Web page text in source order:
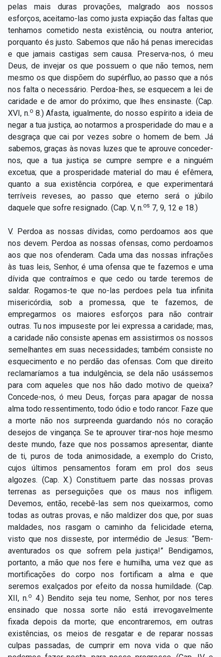
pelas mais duras provações, malgrado aos nossos
esforços, aceitamo-las como justa expiação das faltas que
tenhamos cometido nesta existência, ou noutra anterior,
porquanto és justo. Sabemos que não há penas imerecidas
e que jamais castigas sem causa. Preserva-nos, ó meu
Deus, de invejar os que possuem o que não temos, nem
mesmo os que dispõem do supérfluo, ao passo que a nós
nos falta o necessário. Perdoa-lhes, se esquecem a lei de
caridade e de amor do próximo, que lhes ensinaste. (Cap.
XVI, n.o8.) Afasta, igualmente, do nosso espírito a ideia de
negar a tua justiça, ao notarmos a prosperidade do mau e a
desgraça que cai por vezes sobre o homem de bem. Já
sabemos, graças às novas luzes que te aprouve conceder-
nos, que a tua justiça se cumpre sempre e a ninguém
excetua; que a prosperidade material do mau é efêmera,
quanto a sua existência corpórea, e que experimentará
terríveis reveses, ao passo que eterno será o júbilo
daquele que sofre resignado. (Cap. V, n.os 7, 9, 12 e 18.)
V. Perdoa as nossas dívidas, como perdoamos aos que
nos devem. Perdoa as nossas ofensas, como perdoamos
aos que nos ofenderam. Cada uma das nossas infrações
às tuas leis, Senhor, é uma ofensa que te fazemos e uma
dívida que contraímos e que cedo ou tarde teremos de
saldar. Rogamos-te que no-las perdoes pela tua infinita
misericórdia, sob a promessa, que te fazemos, de
empregarmos os maiores esforços para não contrair
outras. Tu nos impuseste por lei expressa a caridade; mas,
a caridade não consiste apenas em assistirmos os nossos
semelhantes em suas necessidades; também consiste no
esquecimento e no perdão das ofensas. Com que direito
reclamaríamos a tua indulgência, se dela não usássemos
para com aqueles que nos hão dado motivo de queixa?
Concede-nos, ó meu Deus, forças para apagar de nossa
alma todo ressentimento, todo ódio e todo rancor. Faze que
a morte não nos surpreenda guardando nós no coração
desejos de vingança. Se te aprouver tirar-nos hoje mesmo
deste mundo, faze que nos possamos apresentar, diante
de ti, puros de toda animosidade, a exemplo do Cristo,
cujos últimos pensamentos foram em prol dos seus
algozes. (Cap. X.) Constituem parte das nossas provas
terrenas as perseguições que os maus nos infligem.
Devemos, então, recebê-las sem nos queixarmos, como
todas as outras provas, e não maldizer dos que, por suas
maldades, nos rasgam o caminho da felicidade eterna,
visto que nos disseste, por intermédio de Jesus: “Bem-
aventurados os que sofrem pela justiça!” Bendigamos,
portanto, a mão que nos fere e humilha, uma vez que as
mortificações do corpo nos fortificam a alma e que
seremos exalçados por efeito da nossa humildade. (Cap.
XII, n.o 4.) Bendito seja teu nome, Senhor, por nos teres
ensinado que nossa sorte não está irrevogavelmente
fixada depois da morte; que encontraremos, em outras
existências, os meios de resgatar e de reparar nossas
culpas passadas, de cumprir em nova vida o que não